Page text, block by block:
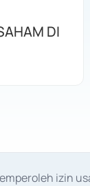
DI
izin